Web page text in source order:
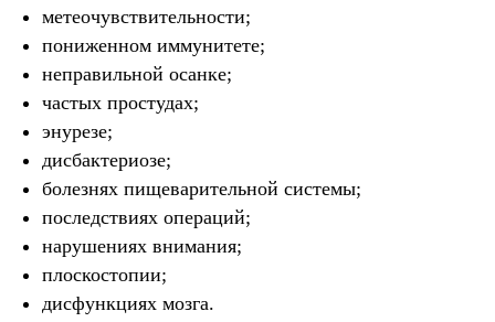
метеочувствительности;
пониженном иммунитете;
неправильной осанке;
частых простудах;
энурезе;
дисбактериозе;
болезнях пищеварительной системы;
последствиях операций;
нарушениях внимания;
плоскостопии;
дисфункциях мозга.